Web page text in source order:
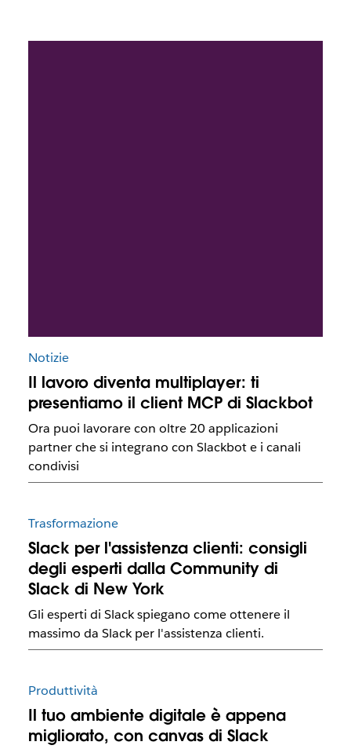
Notizie
Il lavoro diventa multiplayer: ti
presentiamo il client MCP di Slackbot
Ora puoi lavorare con oltre 20 applicazioni
partner che si integrano con Slackbot e i canali
condivisi
Trasformazione
Slack per l'assistenza clienti: consigli
degli esperti dalla Community di
Slack di New York
Gli esperti di Slack spiegano come ottenere il
massimo da Slack per l'assistenza clienti.
Produttività
Il tuo ambiente digitale è appena
migliorato, con canvas di Slack